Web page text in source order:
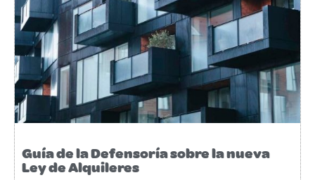
Guía de la Defensoría sobre la nueva
Ley de Alquileres